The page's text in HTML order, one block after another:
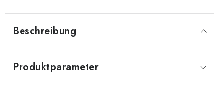
Beschreibung
Produktparameter